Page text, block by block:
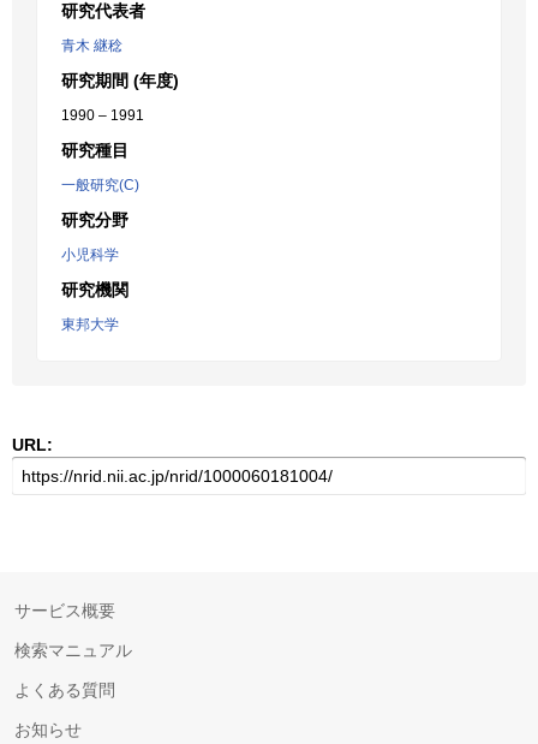
研究代表者
青木 継稔
研究期間 (年度)
1990 – 1991
研究種目
一般研究(C)
研究分野
小児科学
研究機関
東邦大学
URL:
サービス概要
検索マニュアル
よくある質問
お知らせ